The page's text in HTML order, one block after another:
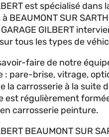
est spécialisé
BEAUMONT SUR
GILBERT
tous les types de
faire de notre
: pare-brise, vitrage,
la carrosserie à la suite
est régulièrement
carrosserie peinture.
BEAUMONT SUR